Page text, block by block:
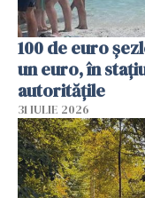
100 de euro
un euro, în
autoritățile
31 IULIE 2026